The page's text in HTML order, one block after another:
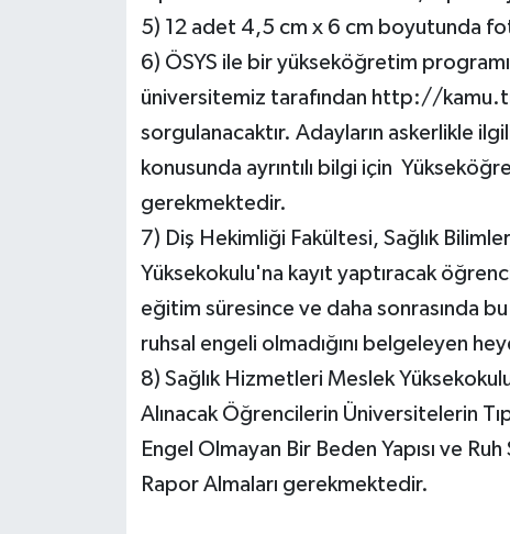
5) 12 adet 4,5 cm x 6 cm boyutunda
6) ÖSYS ile bir yükseköğretim
üniversitemiz tarafından http://
sorgulanacaktır. Adayların askerlikle
konusunda ayrıntılı bilgi için
gerekmektedir.
7) Diş Hekimliği Fakültesi, Sağlık
Yüksekokulu'na kayıt yaptıracak
eğitim süresince ve daha sonrasında
ruhsal engeli olmadığını belgeleyen
8) Sağlık Hizmetleri Meslek
Alınacak Öğrencilerin Üniversitelerin
Engel Olmayan Bir Beden Yapısı ve
Rapor Almaları gerekmektedir.